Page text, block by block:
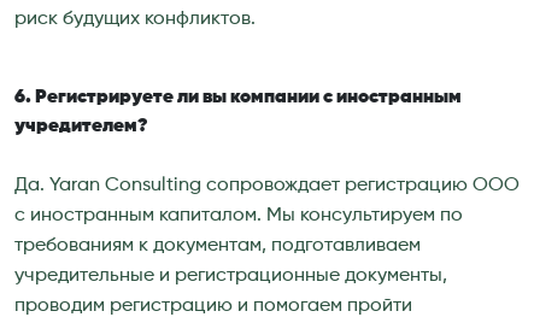
риск будущих конфликтов.
6. Регистрируете ли вы компании с иностранным
учредителем?
Да. Yaran Consulting сопровождает регистрацию ООО
с иностранным капиталом. Мы консультируем по
требованиям к документам, подготавливаем
учредительные и регистрационные документы,
проводим регистрацию и помогаем пройти